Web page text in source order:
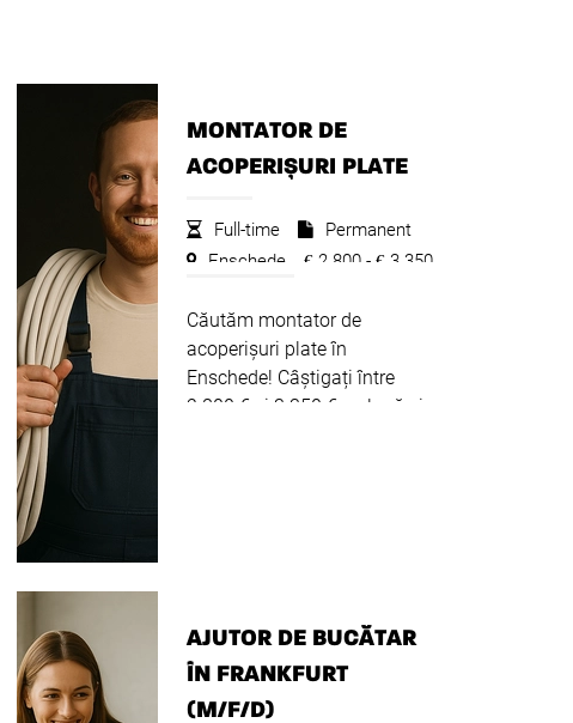
MONTATOR DE
ACOPERIȘURI PLATE
Full-time
Permanent
Enschede
€2.800 - €3.350
Căutăm montator de
acoperișuri plate în
Enschede! Câștigați între
2.800 € și 3.350 € pe lună și
AJUTOR DE BUCĂTAR
ÎN FRANKFURT
(M/F/D)